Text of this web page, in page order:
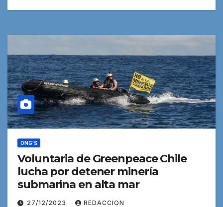
ONG'S
Voluntaria de Greenpeace Chile
lucha por detener minería
submarina en alta mar
27/12/2023 REDACCION